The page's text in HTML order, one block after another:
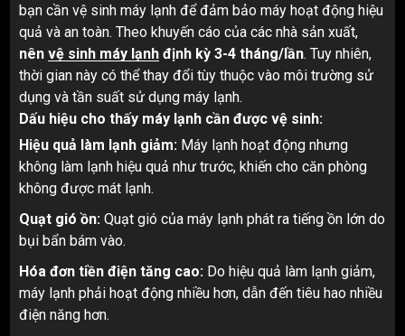
bạn cần vệ sinh máy lạnh để đảm bảo máy hoạt động hiệu
quả và an toàn. Theo khuyến cáo của các nhà sản xuất,
nên vệ sinh máy lạnh định kỳ 3-4 tháng/lần. Tuy nhiên,
thời gian này có thể thay đổi tùy thuộc vào môi trường sử
dụng và tần suất sử dụng máy lạnh.
Dấu hiệu cho thấy máy lạnh cần được vệ sinh:
Hiệu quả làm lạnh giảm: Máy lạnh hoạt động nhưng
không làm lạnh hiệu quả như trước, khiến cho căn phòng
không được mát lạnh.
Quạt gió ồn: Quạt gió của máy lạnh phát ra tiếng ồn lớn do
bụi bẩn bám vào.
Hóa đơn tiền điện tăng cao: Do hiệu quả làm lạnh giảm,
máy lạnh phải hoạt động nhiều hơn, dẫn đến tiêu hao nhiều
điện năng hơn.